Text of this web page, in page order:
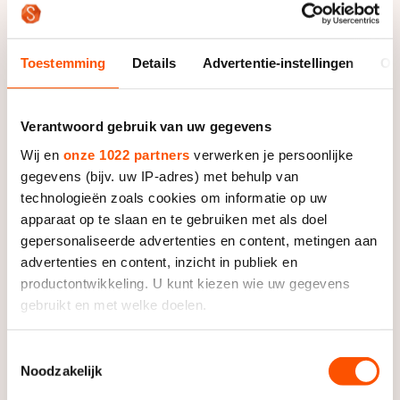
Toestemming Details Advertentie-instellingen
Verantwoord gebruik van uw gegevens
Wij en onze 1022 partners verwerken je persoonlijke
gegevens (bijv. uw IP-adres) met behulp van
technologieën zoals cookies om informatie op uw
apparaat op te slaan en te gebruiken met als doel
gepersonaliseerde advertenties en content, metingen aan
advertenties en content, inzicht in publiek en
productontwikkeling. U kunt kiezen wie uw gegevens
gebruikt en met welke doelen.
Informatie verzamelen over uw geografische locatie,
Noodzakelijk
De rijder van team beslist.nl had in de aanloop naar
het KKT liever een betere vorm getoond. "Het seizoen
geeft hij toe. "Maar ik heb het liever in het
voorseizoen dan nu."
Er valt ook niets meer aan te veranderen. De eerste
seizoenshelft is geweest en nu is de blik naar de
toekomst gericht. "Ik start liever als topfavoriet en
dat ik iedereen aan stront rijd, maar dat is ook geen
garantie voor succes."
Vier jaar geleden ging Tuitert ook van een zeer slechte
vorm naar absolute wereldtop in enkele weken. "Ik
reed drie weken voor Vancouver één van mijn